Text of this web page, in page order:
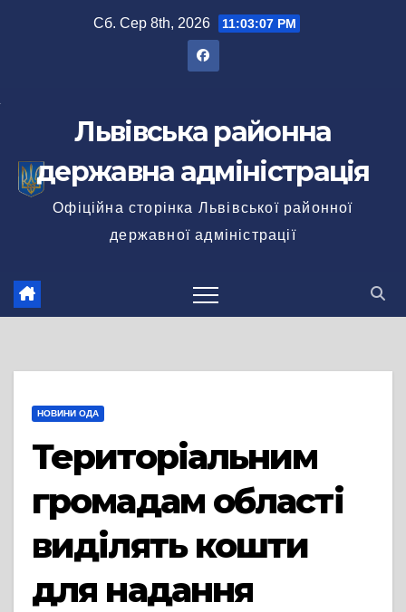
Сб. Сер 8th, 2026 11:03:07 PM
Львівська районна
державна адміністрація
Офіційна сторінка Львівської районної
державної адміністрації
НОВИНИ ОДА
Територіальним
громадам області
виділять кошти
для надання